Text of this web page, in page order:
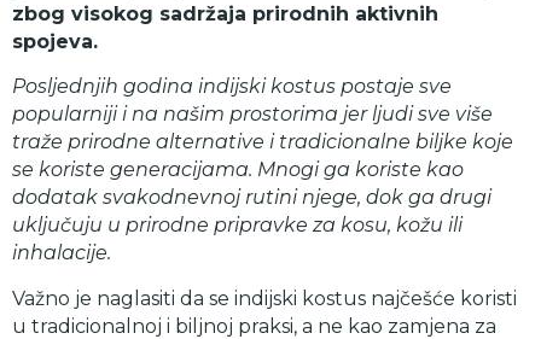
zbog visokog sadržaja prirodnih aktivnih
spojeva.
Posljednjih godina indijski kostus postaje sve
popularniji i na našim prostorima jer ljudi sve više
traže prirodne alternative i tradicionalne biljke koje
se koriste generacijama. Mnogi ga koriste kao
dodatak svakodnevnoj rutini njege, dok ga drugi
uključuju u prirodne pripravke za kosu, kožu ili
inhalacije.
Važno je naglasiti da se indijski kostus najčešće koristi
u tradicionalnoj i biljnoj praksi, a ne kao zamjena za